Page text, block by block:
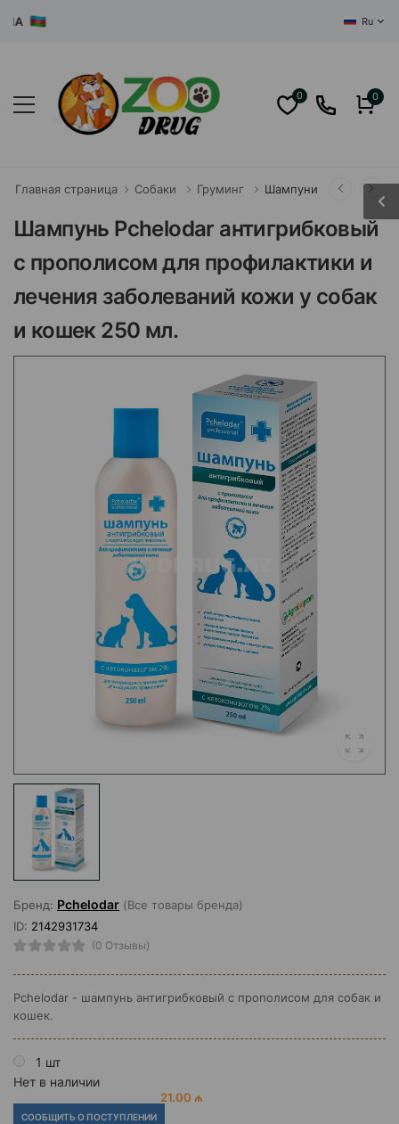
Ru
0 0
Главная страница Собаки Груминг Шампуни
Шампунь Pchelodar антигрибковый
с прополисом для профилактики и
лечения заболеваний кожи у собак
и кошек 250 мл.
Бренд: Pchelodar (Все товары бренда)
ID: 2142931734
(0 Отзывы)
Pchelodar - шампунь антигрибковый с прополисом для собак и
кошек.
1 шт
Нет в наличии
21.00 ₼
СООБЩИТЬ О ПОСТУПЛЕНИИ